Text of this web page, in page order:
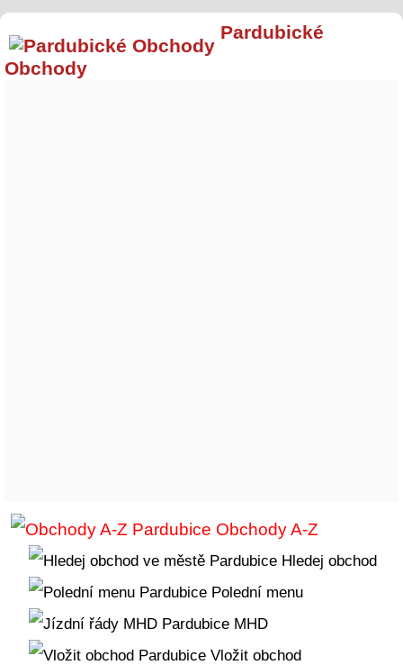
Pardubické
Obchody
Obchody A-Z
Hledej obchod
Polední menu
MHD
Vložit obchod